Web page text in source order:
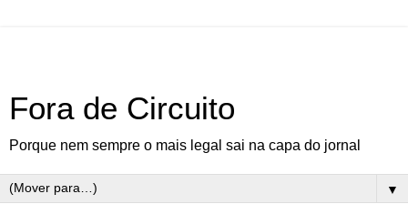
Fora de Circuito
Porque nem sempre o mais legal sai na capa do jornal
▼